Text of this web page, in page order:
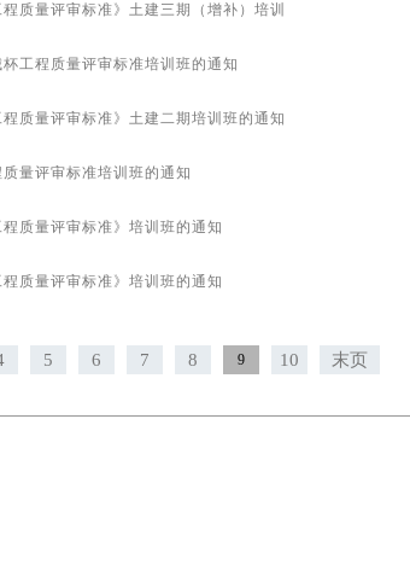
质量评审标准》土建三期（增补）培训
工程质量评审标准培训班的通知
质量评审标准》土建二期培训班的通知
量评审标准培训班的通知
质量评审标准》培训班的通知
质量评审标准》培训班的通知
5 6 7 8 9 10 末页